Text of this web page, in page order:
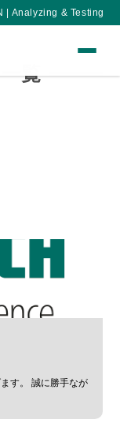
| Analyzing & Testing
覧
す。 誠に勝手なが